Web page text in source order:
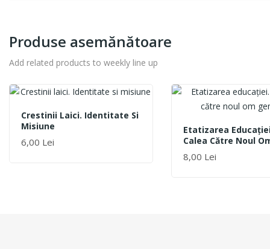
Produse asemănătoare
Add related products to weekly line up
Crestinii Laici. Identitate Si
Misiune
6,00 Lei
ADAUGĂ ÎN COȘ
Etatizarea
Calea Către Noul
Gender
8,00 Lei
ADAUGĂ ÎN COȘ